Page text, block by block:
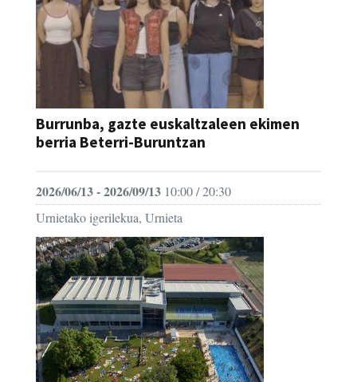
Burrunba, gazte euskaltzaleen ekimen
berria Beterri-Buruntzan
2026/06/13 - 2026/09/13 10:00 / 20:30
Urnietako igerilekua, Urnieta